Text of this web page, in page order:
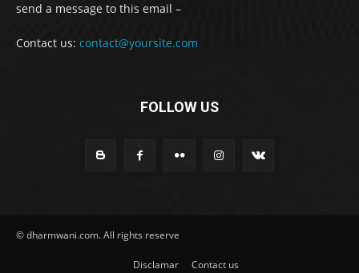
send a message to this email –
Contact us: contact@yoursite.com
FOLLOW US
© dharmwani.com. All rights reserve
Disclamar Contact us